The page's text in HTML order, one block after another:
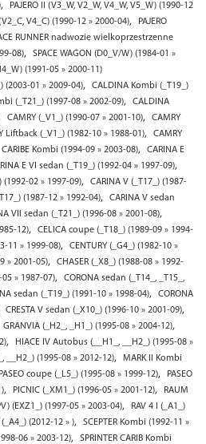
,
PAJERO II (V3_W, V2_W, V4_W, V5_W) (1990-12
V4_C) (1990-12 » 2000-04),
PAJERO
RUNNER nadwozie wielkoprzestrzenne
08),
SPACE WAGON (D0_V/W) (1984-01 »
(1991-05 » 2000-11)
(2003-01 » 2009-04),
CALDINA Kombi (_T19_)
(_T21_) (1997-08 » 2002-09),
CALDINA
, CAMRY (_V1_) (1990-07 » 2001-10),
CAMRY
Liftback (_V1_) (1982-10 » 1988-01),
CAMRY
CARIBE Kombi (1994-09 » 2003-08),
CARINA E
E VI sedan (_T19_) (1992-04 » 1997-09),
(1992-02 » 1997-09),
CARINA V (_T17_) (1987-
(1987-12 » 1992-04),
CARINA V sedan
VII sedan (_T21_) (1996-08 » 2001-08),
12),
CELICA coupe (_T18_) (1989-09 » 1994-
11 » 1999-08),
CENTURY (_G4_) (1982-10 »
» 2001-05),
CHASER (_X8_) (1988-08 » 1992-
05 » 1987-07),
CORONA sedan (_T14_, _T15_,
sedan (_T19_) (1991-10 » 1998-04),
CORONA
CRESTA V sedan (_X10_) (1996-10 » 2001-09),
GRANVIA (_H2_, _H1_) (1995-08 » 2004-12),
,
HIACE IV Autobus (__H1_, __H2_) (1995-08 »
__H2_) (1995-08 » 2012-12),
MARK II Kombi
PASEO coupe (_L5_) (1995-08 » 1999-12),
PASEO
, PICNIC (_XM1_) (1996-05 » 2001-12),
RAUM
(EXZ1_) (1997-05 » 2003-04),
RAV 4 I (_A1_)
(_A4_) (2012-12 » ),
SCEPTER Kombi (1992-11 »
06 » 2003-12),
SPRINTER CARIB Kombi